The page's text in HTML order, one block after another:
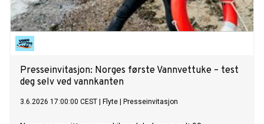
Presseinvitasjon: Norges første Vannvettuke – test
deg selv ved vannkanten
3.6.2026 17:00:00 CEST Flyte Presseinvitasjon